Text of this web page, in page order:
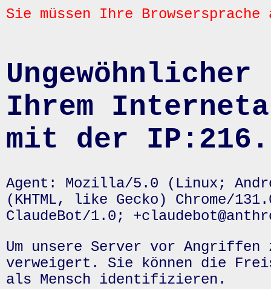
Sie müssen Ihre
Ihrem
mit der
Agent: Mozilla/5.0 (Linux;
(KHTML, like Gecko) Chrome/
ClaudeBot/1.0;
Um unsere Server vor
verweigert. Sie können die
als Mensch identifizieren.